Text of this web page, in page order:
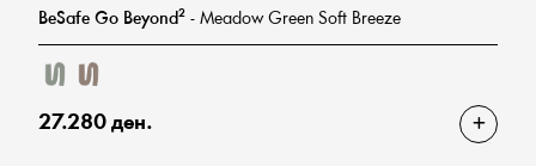
BeSafe Go Beyond² - Meadow Green Soft Breeze
27.280 ден.